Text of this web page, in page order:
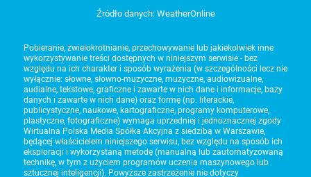
Źródło danych: WeatherOnline
Pobieranie, zwielokrotnianie, przechowywanie lub jakiekolwiek inne
wykorzystywanie treści dostępnych w niniejszym serwisie - bez
względu na ich charakter i sposób wyrażenia (w szczególności lecz nie
wyłącznie: słowne, słowno-muzyczne, muzyczne, audiowizualne,
audialne, tekstowe, graficzne i zawarte w nich dane i informacje, bazy
danych i zawarte w nich dane) oraz formę (np. literackie,
publicystyczne, naukowe, kartograficzne, programy komputerowe,
plastyczne, fotograficzne) wymaga uprzedniej i jednoznacznej zgody
Wirtualna Polska Media Spółka Akcyjna z siedzibą w Warszawie,
będącej właścicielem niniejszego serwisu, bez względu na sposób ich
eksploracji i wykorzystaną metodę (manualną lub zautomatyzowaną
technikę, w tym z użyciem programów uczenia maszynowego lub
sztucznej inteligencji). Powyższe zastrzeżenie nie dotyczy